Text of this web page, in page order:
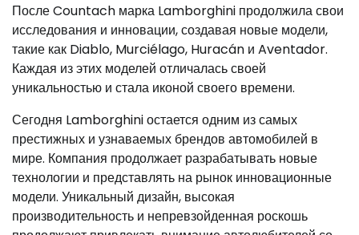
После Countach марка Lamborghini продолжила свои
исследования и инновации, создавая новые модели,
такие как Diablo, Murciélago, Huracán и Aventador.
Каждая из этих моделей отличалась своей
уникальностью и стала иконой своего времени.
Сегодня Lamborghini остается одним из самых
престижных и узнаваемых брендов автомобилей в
мире. Компания продолжает разрабатывать новые
технологии и представлять на рынок инновационные
модели. Уникальный дизайн, высокая
производительность и непревзойденная роскошь